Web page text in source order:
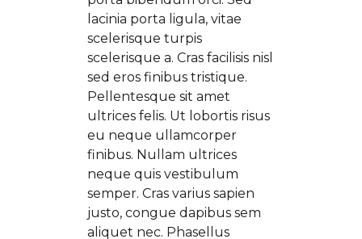
lacinia porta ligula, vitae
scelerisque turpis
scelerisque a. Cras facilisis nisl
sed eros finibus tristique.
Pellentesque sit amet
ultrices felis. Ut lobortis risus
eu neque ullamcorper
finibus. Nullam ultrices
neque quis vestibulum
semper. Cras varius sapien
justo, congue dapibus sem
aliquet nec. Phasellus